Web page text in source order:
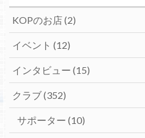
KOPのお店(2)
イベント (12)
インタビュー (15)
クラブ(352)
サポーター (10)